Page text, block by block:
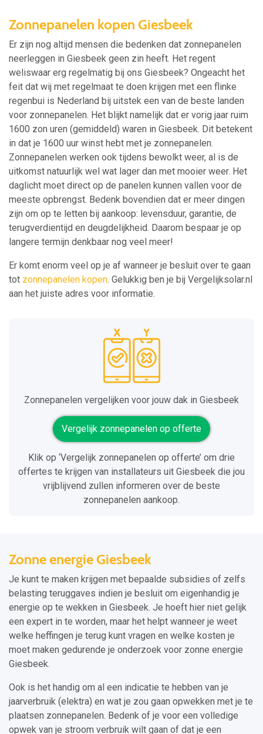
Zonnepanelen kopen Giesbeek
Er zijn nog altijd mensen die bedenken dat zonnepanelen
neerleggen in Giesbeek geen zin heeft. Het regent
weliswaar erg regelmatig bij ons Giesbeek? Ongeacht het
feit dat wij met regelmaat te doen krijgen met een flinke
regenbui is Nederland bij uitstek een van de beste landen
voor zonnepanelen. Het blijkt namelijk dat er vorig jaar ruim
1600 zon uren (gemiddeld) waren in Giesbeek. Dit betekent
in dat je 1600 uur winst hebt met je zonnepanelen.
Zonnepanelen werken ook tijdens bewolkt weer, al is de
uitkomst natuurlijk wel wat lager dan met mooier weer. Het
daglicht moet direct op de panelen kunnen vallen voor de
meeste opbrengst. Bedenk bovendien dat er meer dingen
zijn om op te letten bij aankoop: levensduur, garantie, de
terugverdientijd en deugdelijkheid. Daarom bespaar je op
langere termijn denkbaar nog veel meer!
Er komt enorm veel op je af wanneer je besluit over te gaan
tot zonnepanelen kopen. Gelukkig ben je bij Vergelijksolar.nl
aan het juiste adres voor informatie.
Zonnepanelen vergelijken voor jouw dak in Giesbeek
Vergelijk zonnepanelen op offerte
Klik op ‘Vergelijk zonnepanelen op offerte’ om drie
offertes te krijgen van installateurs uit Giesbeek die jou
vrijblijvend zullen informeren over de beste
zonnepanelen aankoop.
Zonne energie Giesbeek
Je kunt te maken krijgen met bepaalde subsidies of zelfs
belasting teruggaves indien je besluit om eigenhandig je
energie op te wekken in Giesbeek. Je hoeft hier niet gelijk
een expert in te worden, maar het helpt wanneer je weet
welke heffingen je terug kunt vragen en welke kosten je
moet maken gedurende je onderzoek voor zonne energie
Giesbeek.
Ook is het handig om al een indicatie te hebben van je
jaarverbruik (elektra) en wat je zou gaan opwekken met je te
plaatsen zonnepanelen. Bedenk of je voor een volledige
opwek van je stroom verbruik wilt gaan of dat je een